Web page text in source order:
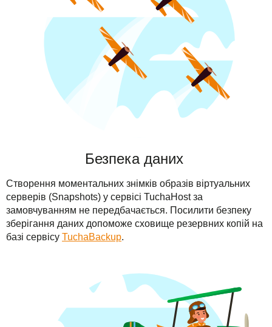
Безпека даних
Створення моментальних знімків образів віртуальних
серверів (Snapshots) у сервісі TuchaHost за
замовчуванням не передбачається. Посилити безпеку
зберігання даних допоможе сховище резервних копій на
базі сервісу TuchaBackup.